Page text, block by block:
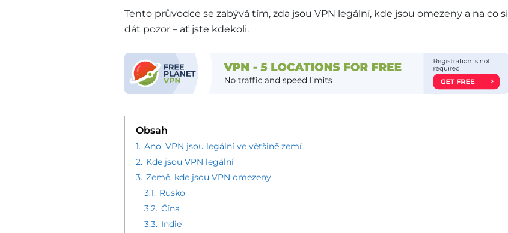
Tento průvodce se zabývá tím, zda jsou VPN legální, kde jsou omezeny a na co si
dát pozor – ať jste kdekoli.
Obsah
1. Ano, VPN jsou legální ve většině zemí
2. Kde jsou VPN legální
3. Země, kde jsou VPN omezeny
3.1. Rusko
3.2. Čína
3.3. Indie